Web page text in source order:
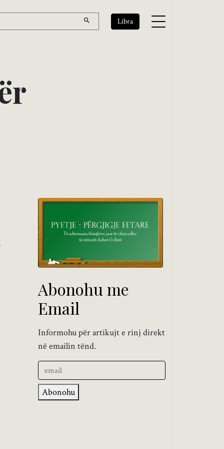
Libra
r
Abonohu me
Email
Informohu për artikujt e rinj direkt
në emailin tënd.
Abonohu